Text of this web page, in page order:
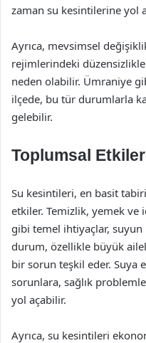
zaman su kesintilerine yol
Ayrıca, mevsimsel
rejimlerindeki
neden olabilir. Ümraniye
ilçede, bu tür durumlarla
gelebilir.
Toplumsal
Su kesintileri, en basit
etkiler. Temizlik, yemek ve
gibi temel ihtiyaçlar,
durum, özellikle büyük
bir sorun teşkil eder. Suya
sorunlara, sağlık
yol açabilir.
Ayrıca, su kesintileri